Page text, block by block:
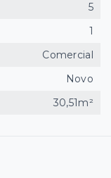
5
1
Comercial
Novo
30,51m²